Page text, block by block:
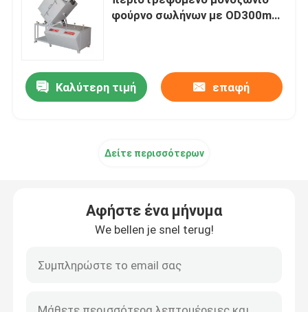
Βιομηχανικός φούρνος θαλάμου
Ελεγχόμενος φούρνος ατμόσφαιρας
Φούρνος ανελκυστήρα
φούρνο σωλήνων με OD300mm
Καλύτερη τιμή επαφή
Δείτε περισσότερων
Αφήστε ένα μήνυμα
We bellen je snel terug!